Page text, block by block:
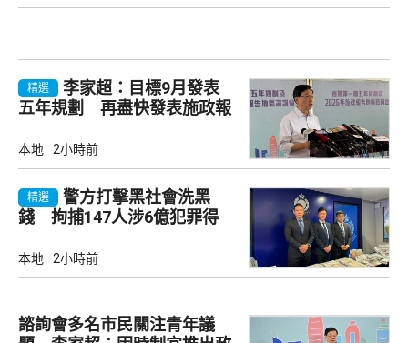
精選
李家超：目標9月發表
五年規劃 再盡快發表施政報
本地 2小時前
精選
警方打擊黑社會洗黑
錢 拘捕147人涉6億犯罪得
本地 2小時前
諮詢會多名市民關注青年議